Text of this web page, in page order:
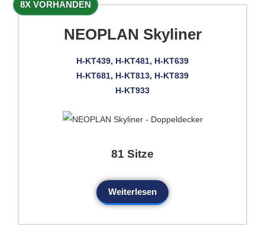
8X VORHANDEN
NEOPLAN Skyliner
H-KT439, H-KT481, H-KT639
H-KT681, H-KT813, H-KT839
H-KT933
81 Sitze
Weiterlesen